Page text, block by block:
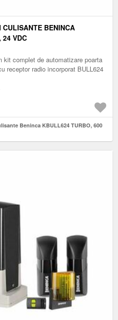
BENINCA
24 VDC
kit complet de automatizare poarta
receptor radio incorporat BULL624
Beninca KBULL624 TURBO, 600